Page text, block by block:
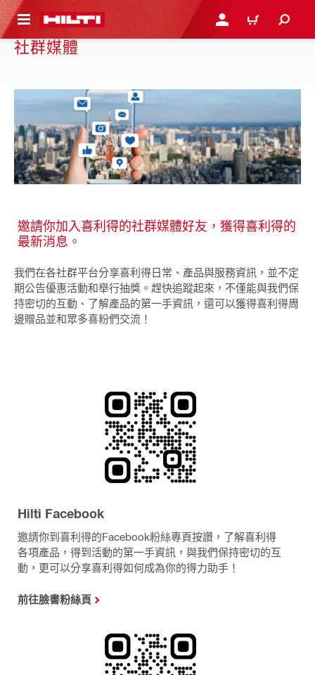
主要內容 登入或註冊購物車
社群媒體
邀請你加入喜利得的社群媒體好友，獲得喜利得的
最新消息。
我們在各社群平台分享喜利得日常、產品與服務資訊，並不定
期公告優惠活動和舉行抽獎。趕快追蹤起來，不僅能與我們保
持密切的互動、了解產品的第一手資訊，還可以獲得喜利得周
邊贈品並和眾多喜粉們交流！
Hilti Facebook
邀請你到喜利得的Facebook粉絲專頁按讚，了解喜利得
各項產品，得到活動的第一手資訊，與我們保持密切的互
動，更可以分享喜利得如何成為你的得力助手！
前往臉書粉絲頁